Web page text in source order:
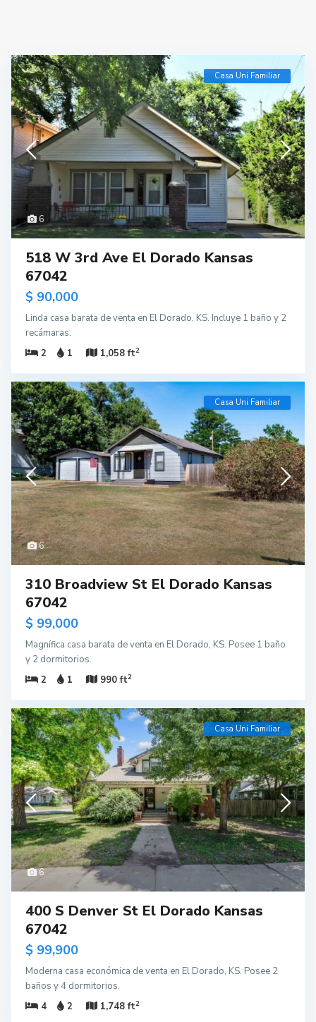
6
Casa Uni Familiar
518 W 3rd Ave El Dorado Kansas
67042
$ 90,000
Linda casa barata de venta en El Dorado, KS. Incluye 1 baño y 2
recámaras.
2
1 1,058 ft2
6
Casa Uni Familiar
310 Broadview St El Dorado Kansas
67042
$ 99,000
Magnífica casa barata de venta en El Dorado, KS. Posee 1 baño
y 2 dormitorios.
2
1 990 ft2
6
Casa Uni Familiar
400 S Denver St El Dorado Kansas
67042
$ 99,900
Moderna casa económica de venta en El Dorado, KS. Posee 2
baños y 4 dormitorios.
4
2 1,748 ft2